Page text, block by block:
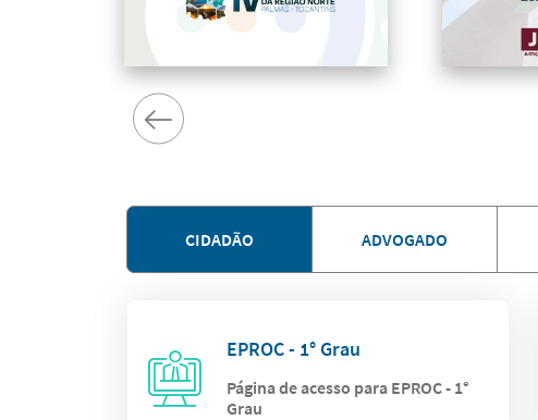
CIDADÃO ADVOGADO
EPROC - 1° Grau
Página de acesso para EPROC - 1°
Grau